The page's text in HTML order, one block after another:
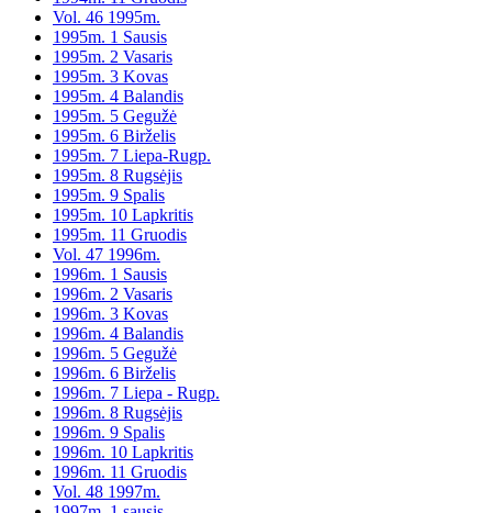
Vol. 46 1995m.
1995m. 1 Sausis
1995m. 2 Vasaris
1995m. 3 Kovas
1995m. 4 Balandis
1995m. 5 Gegužė
1995m. 6 Birželis
1995m. 7 Liepa-Rugp.
1995m. 8 Rugsėjis
1995m. 9 Spalis
1995m. 10 Lapkritis
1995m. 11 Gruodis
Vol. 47 1996m.
1996m. 1 Sausis
1996m. 2 Vasaris
1996m. 3 Kovas
1996m. 4 Balandis
1996m. 5 Gegužė
1996m. 6 Birželis
1996m. 7 Liepa - Rugp.
1996m. 8 Rugsėjis
1996m. 9 Spalis
1996m. 10 Lapkritis
1996m. 11 Gruodis
Vol. 48 1997m.